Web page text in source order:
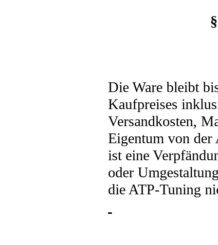
Die Ware bleibt
Kaufpreises
Versandkosten,
Eigentum von der
ist eine
oder
die ATP-Tuning